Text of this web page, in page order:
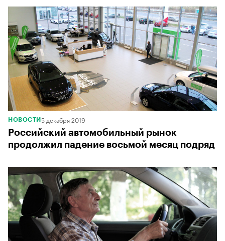
НОВОСТИ 5 декабря 2019
Российский автомобильный рынок
продолжил падение восьмой месяц подряд